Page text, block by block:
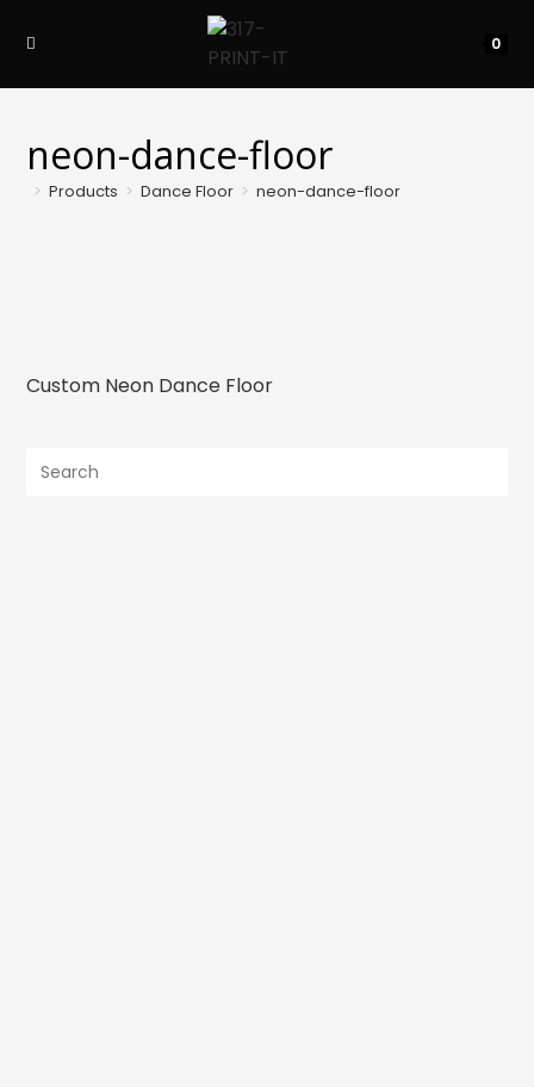
0
neon-dance-floor
> Products > Dance Floor > neon-dance-floor
Custom Neon Dance Floor